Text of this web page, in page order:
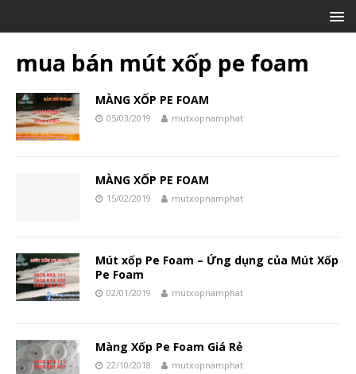
mua bán mút xốp pe foam
MÀNG XỐP PE FOAM
05/03/2019 mutxopnamphat
MÀNG XỐP PE FOAM
15/02/2019 mutxopnamphat
Mút xốp Pe Foam – Ứng dụng của Mút Xốp
Pe Foam
02/01/2019 mutxopnamphat
Màng Xốp Pe Foam Giá Rẻ
22/10/2018 mutxopnamphat